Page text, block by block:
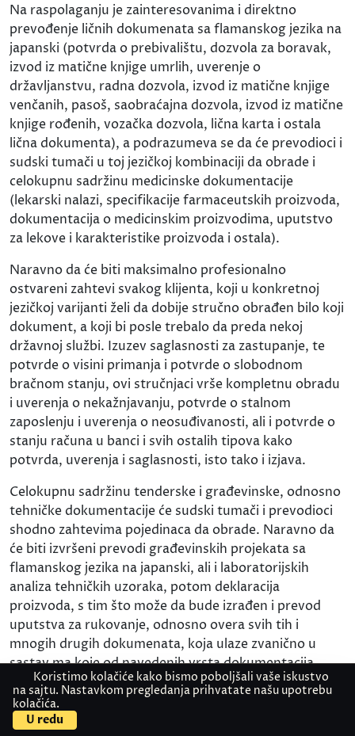
Na raspolaganju je zainteresovanima i direktno
prevođenje ličnih dokumenata sa flamanskog jezika na
japanski (potvrda o prebivalištu, dozvola za boravak,
izvod iz matične knjige umrlih, uverenje o
državljanstvu, radna dozvola, izvod iz matične knjige
venčanih, pasoš, saobraćajna dozvola, izvod iz matične
knjige rođenih, vozačka dozvola, lična karta i ostala
lična dokumenta), a podrazumeva se da će prevodioci i
sudski tumači u toj jezičkoj kombinaciji da obrade i
celokupnu sadržinu medicinske dokumentacije
(lekarski nalazi, specifikacije farmaceutskih proizvoda,
dokumentacija o medicinskim proizvodima, uputstvo
za lekove i karakteristike proizvoda i ostala).
Naravno da će biti maksimalno profesionalno
ostvareni zahtevi svakog klijenta, koji u konkretnoj
jezičkoj varijanti želi da dobije stručno obrađen bilo koji
dokument, a koji bi posle trebalo da preda nekoj
državnoj službi. Izuzev saglasnosti za zastupanje, te
potvrde o visini primanja i potvrde o slobodnom
bračnom stanju, ovi stručnjaci vrše kompletnu obradu
i uverenja o nekažnjavanju, potvrde o stalnom
zaposlenju i uverenja o neosuđivanosti, ali i potvrde o
stanju računa u banci i svih ostalih tipova kako
potvrda, uverenja i saglasnosti, isto tako i izjava.
Celokupnu sadržinu tenderske i građevinske, odnosno
tehničke dokumentacije će sudski tumači i prevodioci
shodno zahtevima pojedinaca da obrade. Naravno da
će biti izvršeni prevodi građevinskih projekata sa
flamanskog jezika na japanski, ali i laboratorijskih
analiza tehničkih uzoraka, potom deklaracija
proizvoda, s tim što može da bude izrađen i prevod
uputstva za rukovanje, odnosno overa svih tih i
mnogih drugih dokumenata, koja ulaze zvanično u
sastav ma koje od navedenih vrsta dokumentacija.
Po potrebi će članovi tima konkretnog predstavništva
ove institucije profesionalno da obrade sva dokumenta
koja su vezana najpre za oblast sudstva i prava
Kontaktirajte nas
Koristimo kolačiće kako bismo poboljšali vaše iskustvo
na sajtu. Nastavkom pregledanja prihvatate našu upotrebu
kolačića.
U redu